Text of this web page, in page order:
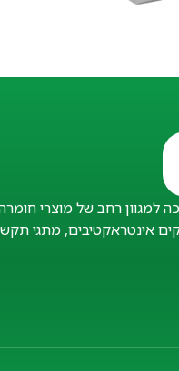
למגוון רחב של מוצרי
אינטראקטיבים, מתגי